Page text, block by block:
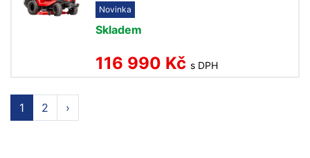
Novinka
Skladem
116 990 Kč s DPH
1 2 ›